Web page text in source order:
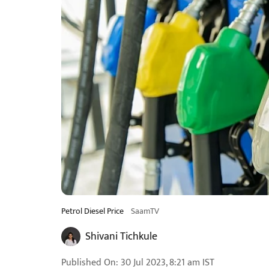
Petrol Diesel Price SaamTV
Shivani Tichkule
Published On: 30 Jul 2023, 8:21 am IST